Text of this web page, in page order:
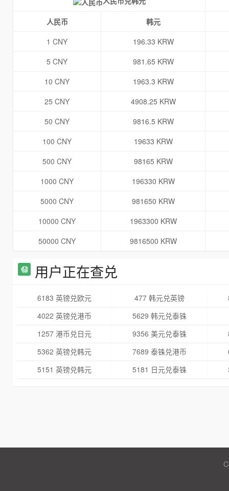
人民币
韩元
1 CNY
196.33 KRW
5 CNY
981.65 KRW
10 CNY
1963.3 KRW
25 CNY
4908.25 KRW
50 CNY
9816.5 KRW
100 CNY
19633 KRW
500 CNY
98165 KRW
1000 CNY
196330 KRW
5000 CNY
981650 KRW
10000 CNY
1963300 KRW
50000 CNY
9816500 KRW
用户正在查兑
6183 英镑兑欧元 477 韩元兑英镑
4022 英镑兑港币
5629 韩元兑泰铢
1257 港币兑日元
9356 美元兑泰铢
5362 英镑兑韩元
7689 泰铢兑港币
5151 英镑兑韩元
5181 日元兑泰铢